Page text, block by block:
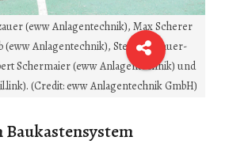
(eww Anlagentechnik), Max Scherer
(eww Anlagentechnik), Stefan Schauer-
Schermaier (eww Anlagentechnik) und
(Credit: eww Anlagentechnik GmbH)